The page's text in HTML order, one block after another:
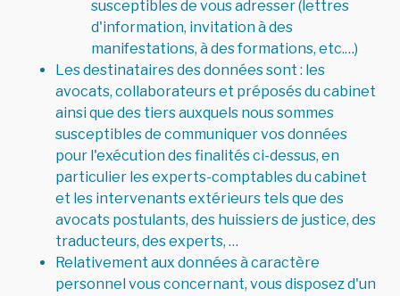
susceptibles de vous adresser (lettres
d'information, invitation à des
manifestations, à des formations, etc.…)
Les destinataires des données sont : les
avocats, collaborateurs et préposés du cabinet
ainsi que des tiers auxquels nous sommes
susceptibles de communiquer vos données
pour l'exécution des finalités ci-dessus, en
particulier les experts-comptables du cabinet
et les intervenants extérieurs tels que des
avocats postulants, des huissiers de justice, des
traducteurs, des experts, …
Relativement aux données à caractère
personnel vous concernant, vous disposez d'un